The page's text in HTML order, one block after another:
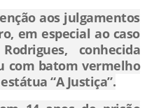
aos julgamentos
em especial ao caso
conhecida
com batom vermelho
“A Justiça”.